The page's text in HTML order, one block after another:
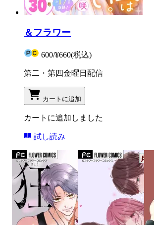
＆フラワー
600/¥660(税込)
第二・第四金曜日配信
カートに追加
カートに追加しました
試し読み